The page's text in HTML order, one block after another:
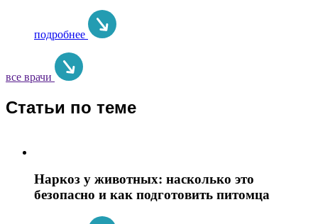
подробнее
все врачи
Статьи по теме
Наркоз у животных: насколько это
безопасно и как подготовить питомца